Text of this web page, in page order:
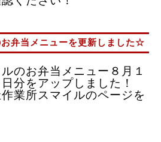
弁当メニューを更新しました☆
のお弁当メニュー８月１
分をアップしました！
業所スマイルのページを